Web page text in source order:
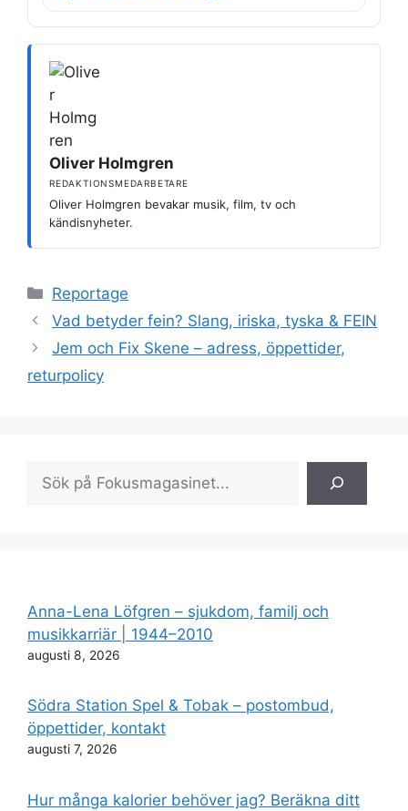
Oliver Holmgren
REDAKTIONSMEDARBETARE
Oliver Holmgren bevakar musik, film, tv och
kändisnyheter.
Kategorier
Reportage
Vad betyder fein? Slang, iriska, tyska & FEIN
Jem och Fix Skene – adress, öppettider,
returpolicy
Anna-Lena Löfgren – sjukdom, familj och
musikkarriär | 1944–2010
augusti 8, 2026
Södra Station Spel & Tobak – postombud,
öppettider, kontakt
augusti 7, 2026
Hur många kalorier behöver jag? Beräkna ditt